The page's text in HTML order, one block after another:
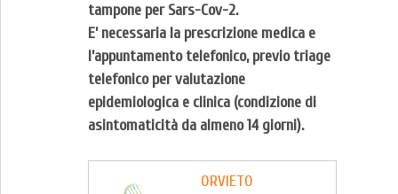
tampone per Sars-Cov-2.
E’ necessaria la prescrizione medica e
l’appuntamento telefonico, previo triage
telefonico per valutazione
epidemiologica e clinica (condizione di
asintomaticità da almeno 14 giorni).
ORVIETO